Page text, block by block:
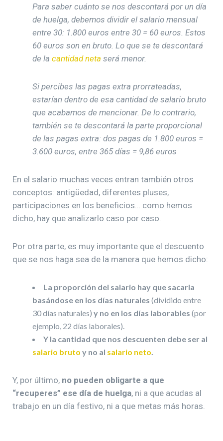
Para saber cuánto se nos descontará por un día
de huelga, debemos dividir el salario mensual
entre 30: 1. 800 euros entre 30 = 60 euros. Estos
60 euros son en bruto. Lo que se te descontará
de la cantidad neta será menor.
Si percibes las pagas extra prorrateadas,
estarían dentro de esa cantidad de salario bruto
que acabamos de mencionar. De lo contrario,
también se te descontará la parte proporcional
de las pagas extra: dos pagas de 1.800 euros =
3.600 euros, entre 365 días = 9,86 euros
En el salario muchas veces entran también otros
conceptos: antigüedad, diferentes pluses,
participaciones en los beneficios… como hemos
dicho, hay que analizarlo caso por caso.
Por otra parte, es muy importante que el descuento
que se nos haga sea de la manera que hemos dicho:
La proporción del salario hay que sacarla
basándose en los días naturales (dividido entre
30 días naturales) y no en los días laborables (por
ejemplo, 22 días laborales).
Y la cantidad que nos descuenten debe ser al
salario bruto y no al salario neto
Y, por último, no pueden obligarte a que
“recuperes” ese día de huelga, ni a que acudas al
trabajo en un día festivo, ni a que metas más horas.